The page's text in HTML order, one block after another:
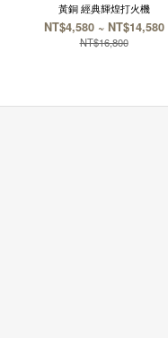
黃銅 經典輝煌打火機
NT$4,580 ~ NT$14,580
NT$16,800